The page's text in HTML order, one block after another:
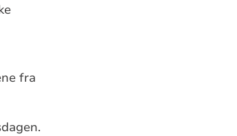
fra